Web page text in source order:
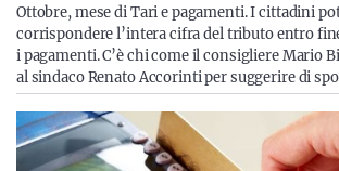
Ottobre, mese di Tari e pagamenti. I cittadini
corrispondere l’intera cifra del tributo entro
i pagamenti. C’è chi come il consigliere Mario
al sindaco Renato Accorinti per suggerire di